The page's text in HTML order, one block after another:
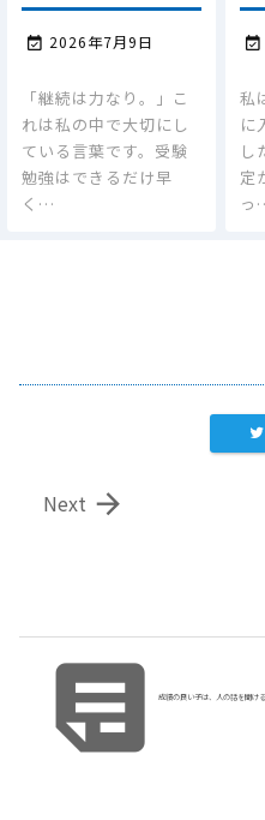
 2026年7月9日
「継続は力なり。」こ
れは私の中で大切にし
ている言葉です。受験
勉強はできるだけ早
く…

私
に
し
定
っ

Next
成績の良い子は、人の話を聞け